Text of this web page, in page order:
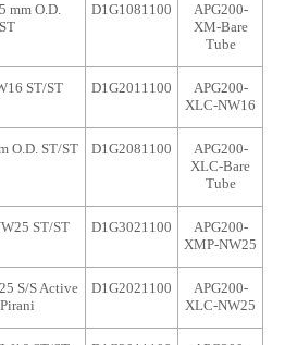
mm O.D.
D1G1081100
APG200-
XM-Bare
Tube
ST/ST D1G2011100
APG200-
XLC-NW16
O.D. ST/ST D1G2081100
APG200-
XLC-Bare
Tube
ST/ST D1G3021100
APG200-
XMP-NW25
S/S Active
D1G2021100
APG200-
XLC-NW25